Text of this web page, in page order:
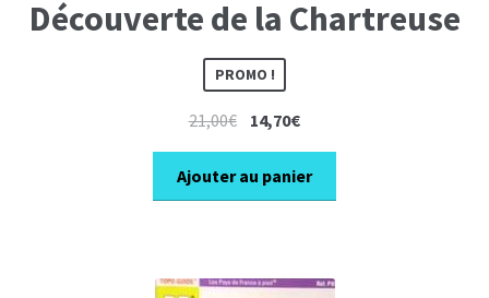
Découverte de la Chartreuse
PROMO !
21,00€ Le
prix
initial
était :
14,70€Le
prix
actuel
est :
Ajouter au panier